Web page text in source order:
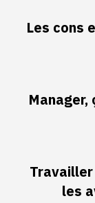
Les cons
les